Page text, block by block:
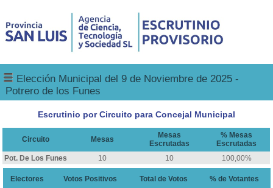
Elección Municipal del 9 de Noviembre de 2025 -
Potrero de los Funes
Escrutinio por Circuito para Concejal Municipal
Circuito Mesas
Mesas
Escrutadas
% Mesas
Escrutadas
Pot. De Los Funes
10 10 100,00%
Electores Votos Positivos Total de Votos % de Votantes